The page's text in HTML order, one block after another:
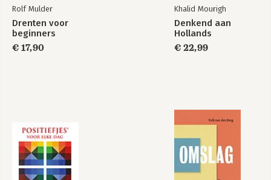
Rolf Mulder
Drenten voor
beginners
€ 17,90
Khalid Mourigh
Denkend aan
Hollands
€ 22,99